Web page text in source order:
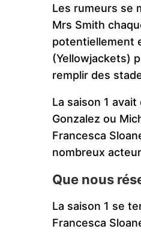
Les rumeurs se
Mrs Smith
potentiellement
(Yellowjackets)
remplir des
La saison 1
Gonzalez ou
Francesca
nombreux
Que nous
La saison 1 se
Francesca